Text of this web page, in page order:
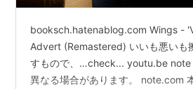
booksch.hatenablog.com Wings -
Advert (Remastered) いいも悪いも
すもので、…check... youtu.be note
異なる場合があります。 note.com